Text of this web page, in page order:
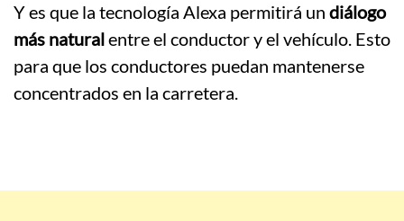
Y es que la tecnología Alexa permitirá un diálogo
más naturalentre el conductor y el vehículo. Esto
para que los conductores puedan mantenerse
concentrados en la carretera.